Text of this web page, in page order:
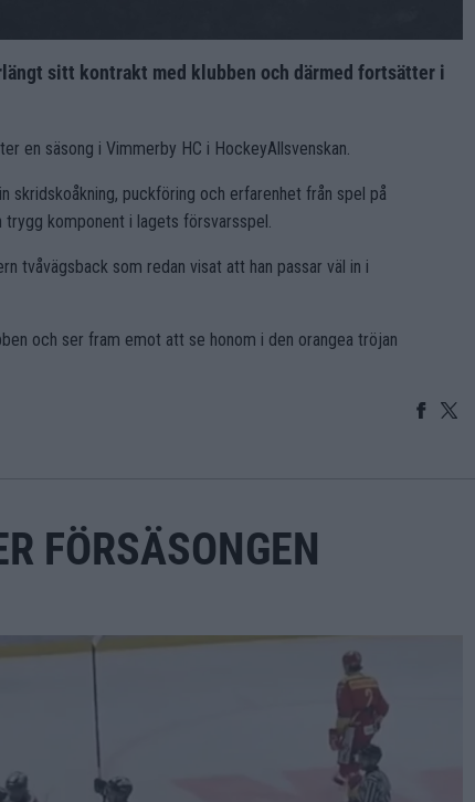
sitt kontrakt med klubben och därmed fortsätter i
en säsong i Vimmerby HC i HockeyAllsvenskan.
skridskoåkning, puckföring och erfarenhet från spel på
komponent i lagets försvarsspel.
tvåvägsback som redan visat att han passar väl in i
och ser fram emot att se honom i den orangea tröjan
FÖRSÄSONGEN